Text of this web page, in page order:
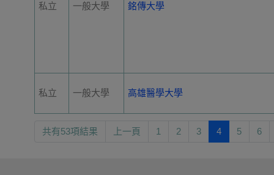
私立 一般大學 銘傳大學
私立 一般大學 高雄醫學大學
共有53項結果 上一頁 1 2 3 4 5 6